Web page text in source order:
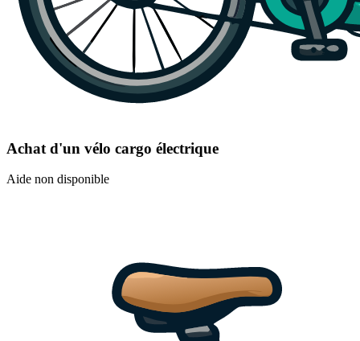
Achat d'un vélo cargo électrique
Aide non disponible